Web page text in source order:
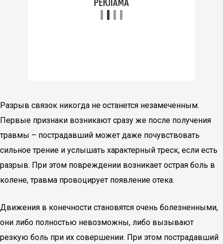
Разрыв связок никогда не останется незамеченным.
Первые признаки возникают сразу же после получения
травмы – пострадавший может даже почувствовать
сильное трение и услышать характерный треск, если есть
разрыв. При этом повреждении возникает острая боль в
колене, травма провоцирует появление отека.
Движения в конечности становятся очень болезненными,
они либо полностью невозможны, либо вызывают
резкую боль при их совершении. При этом пострадавший